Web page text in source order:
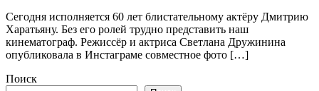
Сегодня исполняется 60 лет блистательному актёру Дмитрию
Харатьяну. Без его ролей трудно представить наш
кинематограф. Режиссёр и актриса Светлана Дружинина
опубликовала в Инстаграме совместное фото […]
Поиск